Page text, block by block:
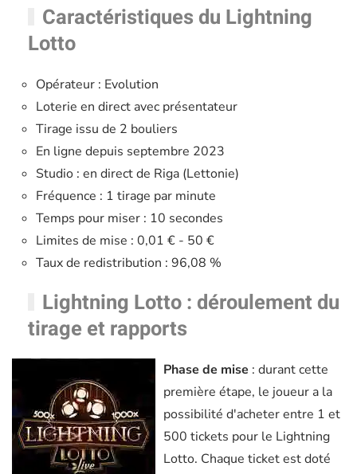
Caractéristiques du Lightning
Lotto
Opérateur : Evolution
Loterie en direct avec présentateur
Tirage issu de 2 bouliers
En ligne depuis septembre 2023
Studio : en direct de Riga (Lettonie)
Fréquence : 1 tirage par minute
Temps pour miser : 10 secondes
Limites de mise : 0,01 € - 50 €
Taux de redistribution : 96,08 %
Lightning Lotto : déroulement du
tirage et rapports
Phase de mise : durant cette
première étape, le joueur a la
possibilité d'acheter entre 1 et
500 tickets pour le Lightning
Lotto. Chaque ticket est doté